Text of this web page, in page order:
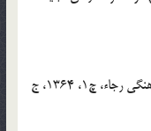
[21]ـ جوادي آملي، عبداللّه، تهران، مركز نشر فرهنگي رجاء، چ1، 1364، ج